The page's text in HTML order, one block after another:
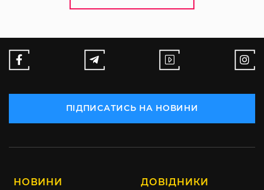
ПІДПИСАТИСЬ НА НОВИНИ
НОВИНИ ДОВІДНИКИ